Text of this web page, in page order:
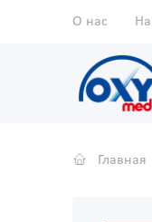
О нас
Главная